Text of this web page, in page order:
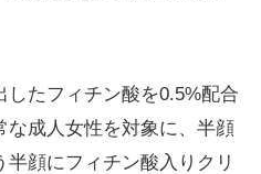
たフィチン酸を0.5%配合
な成人女性を対象に、半顔
顔にフィチン酸入りクリ